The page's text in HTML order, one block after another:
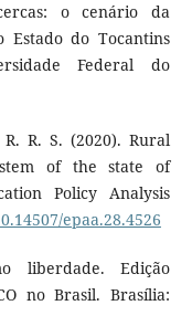
o cenário da
Estado do Tocantins
Federal do
R. S. (2020). Rural
of the state of
Policy Analysis
epaa.28.4526
liberdade. Edição
no Brasil. Brasília: